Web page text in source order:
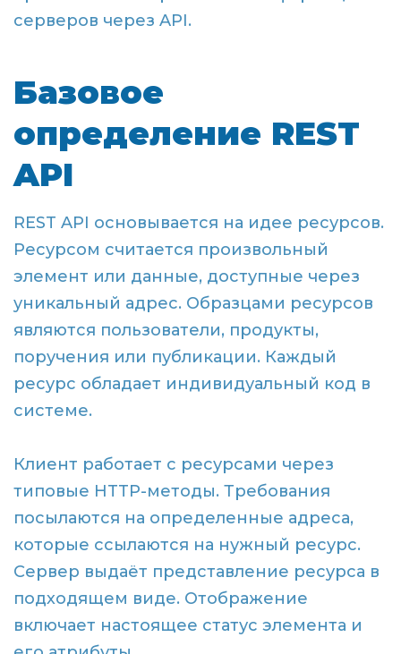
серверов через API.
Базовое
определение REST
API
REST API основывается на идее ресурсов.
Ресурсом считается произвольный
элемент или данные, доступные через
уникальный адрес. Образцами ресурсов
являются пользователи, продукты,
поручения или публикации. Каждый
ресурс обладает индивидуальный код в
системе.
Клиент работает с ресурсами через
типовые HTTP-методы. Требования
посылаются на определенные адреса,
которые ссылаются на нужный ресурс.
Сервер выдаёт представление ресурса в
подходящем виде. Отображение
включает настоящее статус элемента и